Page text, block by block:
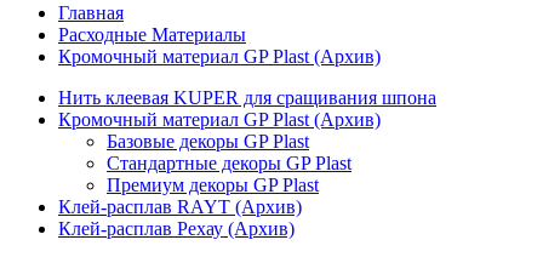
Главная
Расходные Материалы
Кромочный материал GP Plast (Архив)
Нить клеевая KUPER для сращивания шпона
Кромочный материал GP Plast (Архив)
Базовые декоры GP Plast
Стандартные декоры GP Plast
Премиум декоры GP Plast
Клей-расплав RAYT (Архив)
Клей-расплав Рехау (Архив)